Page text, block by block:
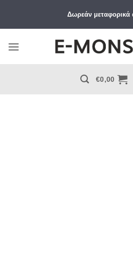
περιεχόμενο
Δωρεάν μεταφορικά
€0,00